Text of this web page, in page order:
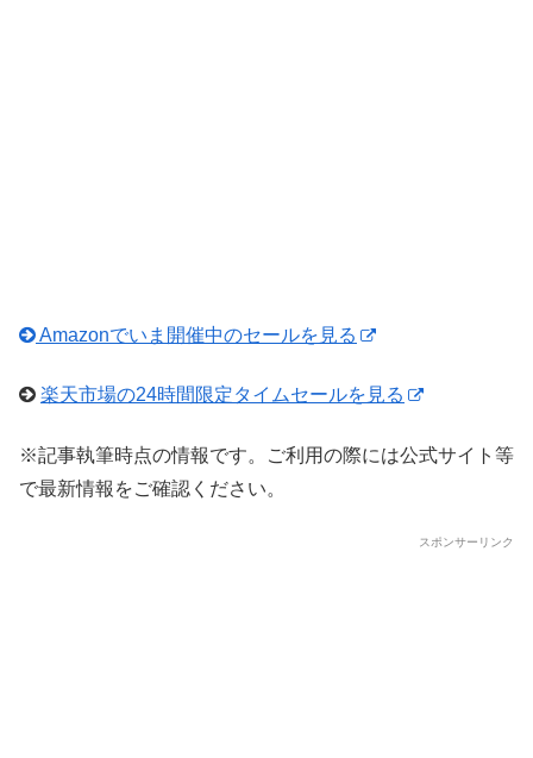
Amazonでいま開催中のセールを見る
楽天市場の24時間限定タイムセールを見る
※記事執筆時点の情報です。ご利用の際には公式サイト等
で最新情報をご確認ください。
スポンサーリンク